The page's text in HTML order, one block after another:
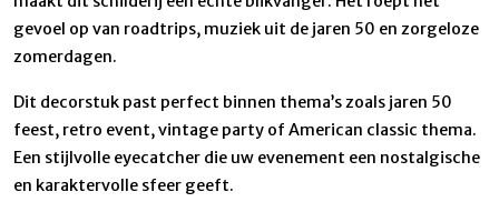
gevoel op van roadtrips, muziek uit de jaren 50 en zorgeloze
zomerdagen.
Dit decorstuk past perfect binnen thema’s zoals jaren 50
feest, retro event, vintage party of American classic thema.
Een stijlvolle eyecatcher die uw evenement een nostalgische
en karaktervolle sfeer geeft.